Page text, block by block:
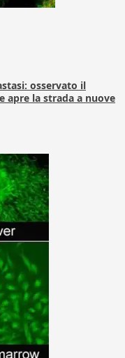
osservato il
apre la strada a nuove